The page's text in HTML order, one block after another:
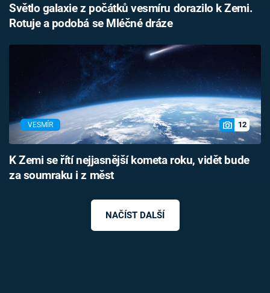
Světlo galaxie z počátků vesmíru dorazilo k Zemi.
Rotuje a podobá se Mléčné dráze
VESMÍR 12
K Zemi se řítí nejjasnější kometa roku, vidět bude
za soumraku i z měst
NAČÍST DALŠÍ